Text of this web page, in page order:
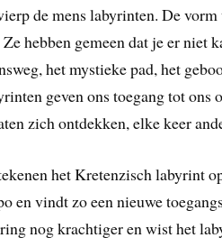
de mens labyrinten. De
hebben gemeen dat je er niet
het mystieke pad, het
geven ons toegang tot ons
zich ontdekken, elke keer
het Kretenzisch labyrint
en vindt zo een nieuwe
nog krachtiger en wist het